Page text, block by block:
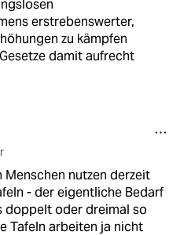
erstrebenswerter,
zu kämpfen
damit aufrecht
Menschen nutzen derzeit
- der eigentliche Bedarf
doppelt oder dreimal so
Tafeln arbeiten ja nicht